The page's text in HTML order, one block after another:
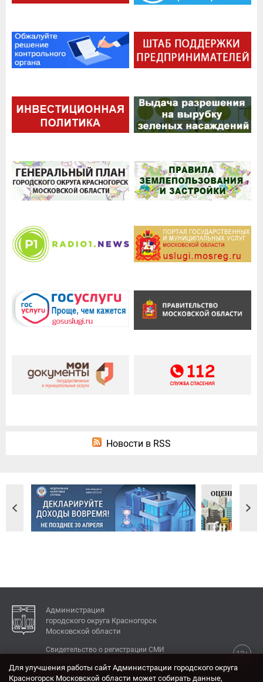
Новости в RSS
Администрация
городского округа Красногорск
Московской области
12+
Свидетельство о регистрации СМИ
Для улучшения работы сайт Администрации городского округа
Красногорск Московской области может собирать данные,